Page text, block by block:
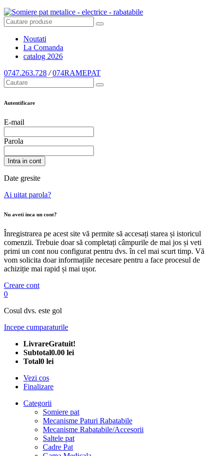
Noutati
La Comanda
catalog 2026
0747.263.728 / 074RAMEPAT
Autentificare
E-mail
Parola
Intra in cont
Date gresite
Ai uitat parola?
Nu aveti inca un cont?
Înregistrarea pe acest site vă permite să accesați starea și istoricul
comenzii. Trebuie doar să completați câmpurile de mai jos și veti
primi un cont nou configurat pentru dvs. în cel mai scurt timp. Vă
vom solicita doar informațiile necesare pentru a face procesul de
achiziție mai rapid și mai ușor.
Creare cont
0
Cosul dvs. este gol
Incepe cumparaturile
LivrareGratuit!
Subtotal0.00 lei
Total0 lei
Vezi cos
Finalizare
Categorii
Somiere pat
Mecanisme Paturi Rabatabile
Mecanisme Rabatabile/Accesorii
Saltele pat
Cadre Pat